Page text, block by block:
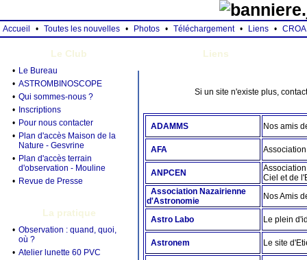
Accueil • Toutes les nouvelles • Photos • Téléchargement • Liens • CROA
Le Club
• Le Bureau
• ASTROMBINOSCOPE
• Qui sommes-nous ?
•
Inscriptions
• Pour nous contacter
• Plan d'accès Maison de la
Nature - Gesvrine
• Plan d'accès terrain
d'observation - Mouline
• Revue de Presse
La pratique
• Observation : quand, quoi,
où ?
• Atelier lunette 60 PVC
Liens
Si un site n'existe plus,
ADAMMS Nos amis
AFA
ANPCEN
Ciel et de
Association Nazairienne
d'Astronomie
Nos Amis
Astro Labo Le plein
Astronem Le site